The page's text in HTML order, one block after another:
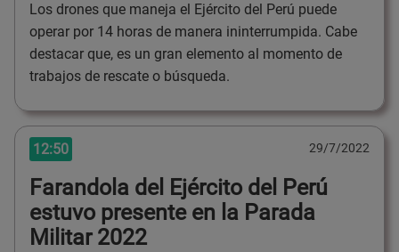
Los drones que maneja el Ejército del Perú puede
operar por 14 horas de manera ininterrumpida. Cabe
destacar que, es un gran elemento al momento de
trabajos de rescate o búsqueda.
12:50 29/7/2022
Farandola del Ejército del Perú
estuvo presente en la Parada
Militar 2022